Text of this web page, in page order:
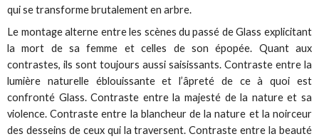
qui se transforme brutalement en arbre.
Le montage alterne entre les scènes du passé de Glass explicitant
la mort de sa femme et celles de son épopée. Quant aux
contrastes, ils sont toujours aussi saisissants. Contraste entre la
lumière naturelle éblouissante et l’âpreté de ce à quoi est
confronté Glass. Contraste entre la majesté de la nature et sa
violence. Contraste entre la blancheur de la nature et la noirceur
des desseins de ceux qui la traversent. Contraste entre la beauté